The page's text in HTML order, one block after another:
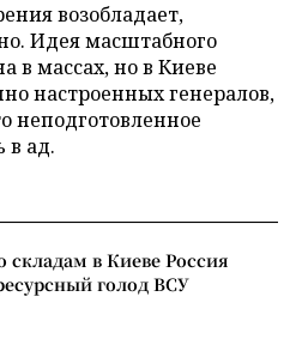
возобладает,
Идея масштабного
в массах, но в Киеве
настроенных генералов,
неподготовленное
в ад.
складам в Киеве Россия
голод ВСУ